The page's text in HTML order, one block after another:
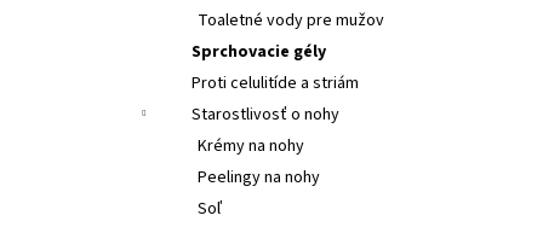
Toaletné vody pre mužov
Sprchovacie gély
Proti celulitíde a striám
Starostlivosť o nohy
Krémy na nohy
Peelingy na nohy
Soľ